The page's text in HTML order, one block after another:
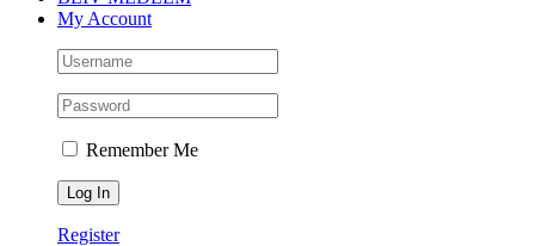
My Account
Remember Me
Register